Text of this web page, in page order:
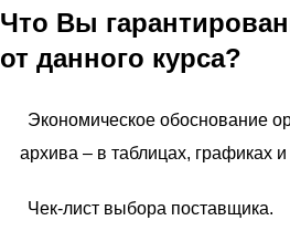
Что Вы
от данного курса?
Экономическое обоснование
архива – в таблицах, графиках
Чек-лист выбора поставщика.